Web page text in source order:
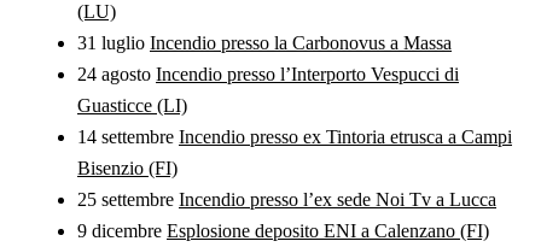
(LU)
31 luglio Incendio presso la Carbonovus a Massa
24 agosto Incendio presso l’Interporto Vespucci di
Guasticce (LI)
14 settembre Incendio presso ex Tintoria etrusca a Campi
Bisenzio (FI)
25 settembre Incendio presso l’ex sede Noi Tv a Lucca
9 dicembre Esplosione deposito ENI a Calenzano (FI)